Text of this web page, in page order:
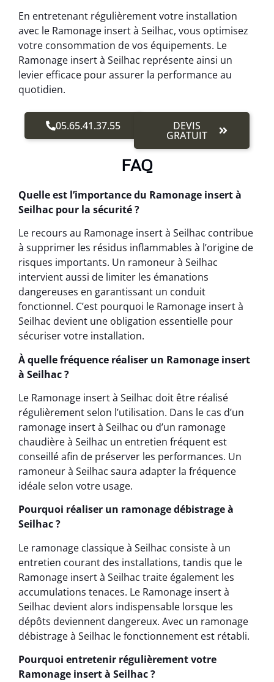
En entretenant régulièrement votre installation
avec le Ramonage insert à Seilhac, vous optimisez
votre consommation de vos équipements. Le
Ramonage insert à Seilhac représente ainsi un
levier efficace pour assurer la performance au
quotidien.
05.65.41.37.55 DEVIS
GRATUIT
FAQ
Quelle est l’importance du Ramonage insert à
Seilhac pour la sécurité ?
Le recours au Ramonage insert à Seilhac contribue
à supprimer les résidus inflammables à l’origine de
risques importants. Un ramoneur à Seilhac
intervient aussi de limiter les émanations
dangereuses en garantissant un conduit
fonctionnel. C’est pourquoi le Ramonage insert à
Seilhac devient une obligation essentielle pour
sécuriser votre installation.
À quelle fréquence réaliser un Ramonage insert
à Seilhac ?
Le Ramonage insert à Seilhac doit être réalisé
régulièrement selon l’utilisation. Dans le cas d’un
ramonage insert à Seilhac ou d’un ramonage
chaudière à Seilhac un entretien fréquent est
conseillé afin de préserver les performances. Un
ramoneur à Seilhac saura adapter la fréquence
idéale selon votre usage.
Pourquoi réaliser un ramonage débistrage à
Seilhac ?
Le ramonage classique à Seilhac consiste à un
entretien courant des installations, tandis que le
Ramonage insert à Seilhac traite également les
accumulations tenaces. Le Ramonage insert à
Seilhac devient alors indispensable lorsque les
dépôts deviennent dangereux. Avec un ramonage
débistrage à Seilhac le fonctionnement est rétabli.
Pourquoi entretenir régulièrement votre
Ramonage insert à Seilhac ?